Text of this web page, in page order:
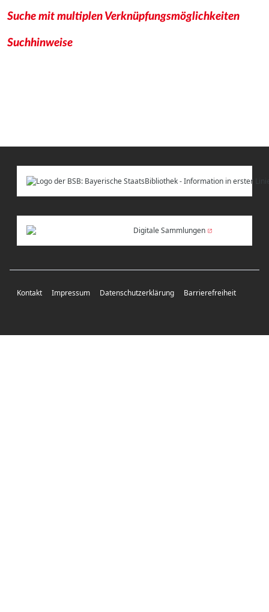
Suche mit multiplen Verknüpfungsmöglichkeiten
Suchhinweise
Digitale Sammlungen
Kontakt Impressum Datenschutzerklärung Barrierefreiheit